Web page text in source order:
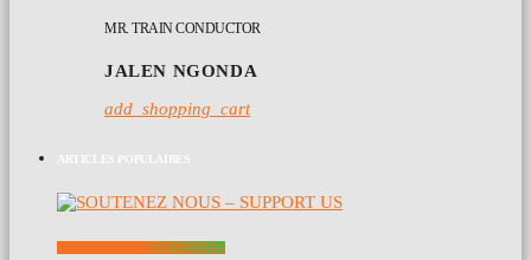
MR. TRAIN CONDUCTOR
JALEN NGONDA
add_shopping_cart
ARTICLES POPULAIRES
SOUTENEZ NOUS – SUPPORT US